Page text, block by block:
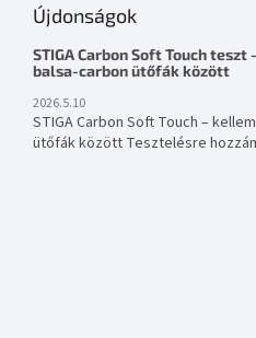
Újdonságok
STIGA Carbon Soft Touch
balsa-carbon ütőfák között
2026.5.10
STIGA Carbon Soft Touch –
ütőfák között Tesztelésre